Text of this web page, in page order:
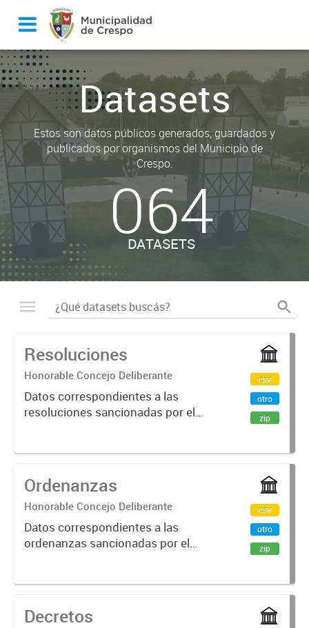
Datasets
Estos son datos públicos generados, guardados y
publicados por organismos del Municipio de
Crespo.
064
DATASETS
Resoluciones
Honorable Concejo Deliberante
Datos correspondientes a las
resoluciones sancionadas por el
csv
otro
zip
Ordenanzas
Honorable Concejo Deliberante
Datos correspondientes a las
ordenanzas sancionadas por el
csv
otro
zip
Decretos